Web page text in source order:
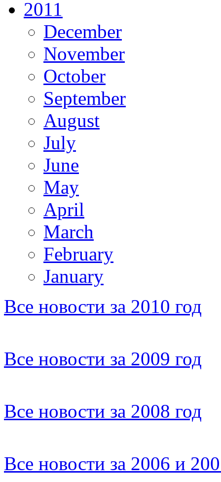
2011
December
November
October
September
August
July
June
May
April
March
February
January
Все новости за 2010 год
Все новости за 2009 год
Все новости за 2008 год
Все новости за 2006 и